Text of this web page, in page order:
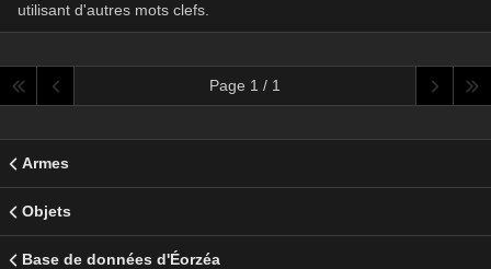
utilisant d'autres mots clefs.
Page 1 / 1
Armes
Objets
Base de données d'Éorzéa